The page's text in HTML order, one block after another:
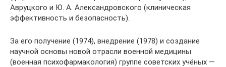
Авруцкого и Ю. А. Александровского (клиническая
эффективность и безопасность).
За его получение (1974), внедрение (1978) и создание
научной основы новой отрасли военной медицины
(военная психофармакология) группе советских учёных —